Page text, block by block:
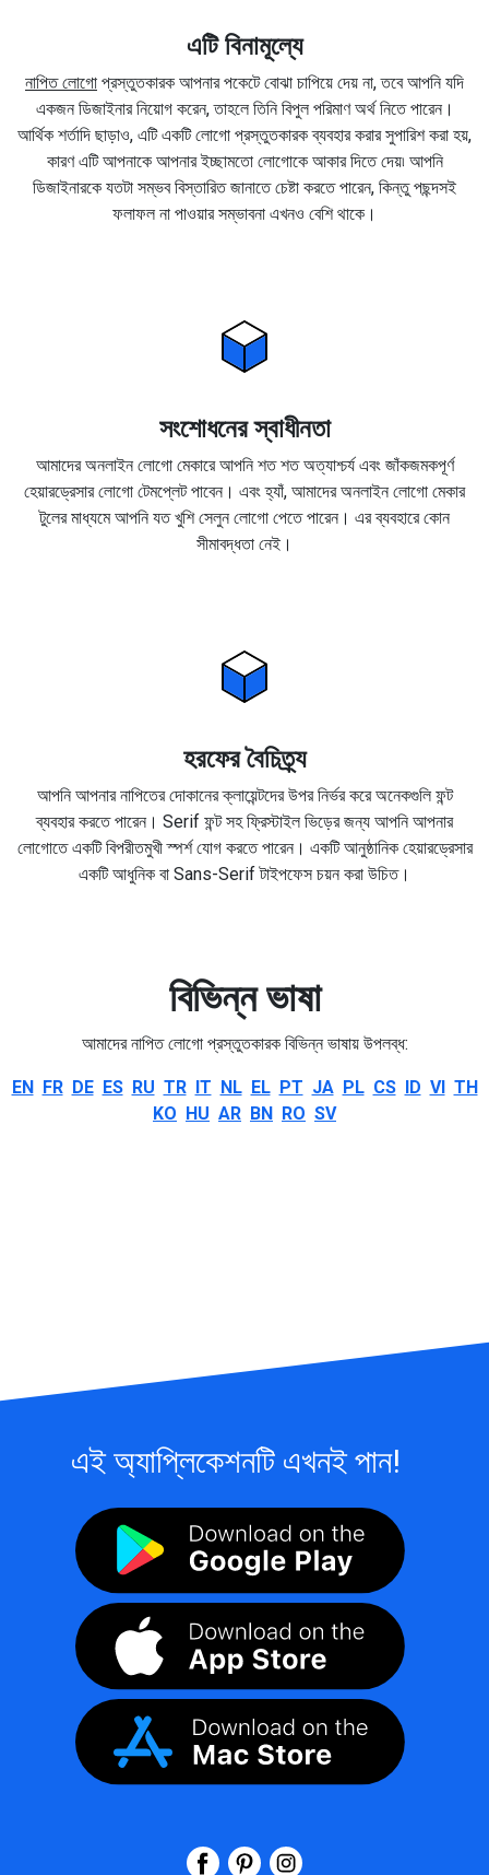
এটি বিনামূল্যে
নাপিত লোগো প্রস্তুতকারক আপনার পকেটে বোঝা চাপিয়ে দেয় না, তবে আপনি যদি
একজন ডিজাইনার নিয়োগ করেন, তাহলে তিনি বিপুল পরিমাণ অর্থ নিতে পারেন।
আর্থিক শর্তাদি ছাড়াও, এটি একটি লোগো প্রস্তুতকারক ব্যবহার করার সুপারিশ করা হয়,
কারণ এটি আপনাকে আপনার ইচ্ছামতো লোগোকে আকার দিতে দেয়৷ আপনি
ডিজাইনারকে যতটা সম্ভব বিস্তারিত জানাতে চেষ্টা করতে পারেন, কিন্তু পছন্দসই
ফলাফল না পাওয়ার সম্ভাবনা এখনও বেশি থাকে।
সংশোধনের স্বাধীনতা
আমাদের অনলাইন লোগো মেকারে আপনি শত শত অত্যাশ্চর্য এবং জাঁকজমকপূর্ণ
হেয়ারড্রেসার লোগো টেমপ্লেট পাবেন। এবং হ্যাঁ, আমাদের অনলাইন লোগো মেকার
টুলের মাধ্যমে আপনি যত খুশি সেলুন লোগো পেতে পারেন। এর ব্যবহারে কোন
সীমাবদ্ধতা নেই।
হরফের বৈচিত্র্য
আপনি আপনার নাপিতের দোকানের ক্লায়েন্টদের উপর নির্ভর করে অনেকগুলি ফন্ট
ব্যবহার করতে পারেন। Serif ফন্ট সহ ফ্রিস্টাইল ভিড়ের জন্য আপনি আপনার
লোগোতে একটি বিপরীতমুখী স্পর্শ যোগ করতে পারেন। একটি আনুষ্ঠানিক হেয়ারড্রেসার
একটি আধুনিক বা Sans-Serif টাইপফেস চয়ন করা উচিত।
বিভিন্ন ভাষা
আমাদের নাপিত লোগো প্রস্তুতকারক বিভিন্ন ভাষায় উপলব্ধ:
EN FR DE ES RU TR IT NL EL PT JA PL CS ID VI TH
KO HU AR BN RO SV
এই অ্যাপ্লিকেশনটি এখনই পান!